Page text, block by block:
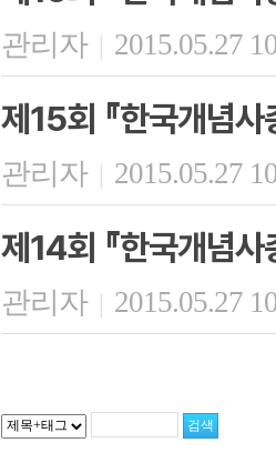
관리자 | 2015.05.27
제15회 『한국개념
관리자 | 2015.05.27
제14회 『한국개념
관리자 | 2015.05.27